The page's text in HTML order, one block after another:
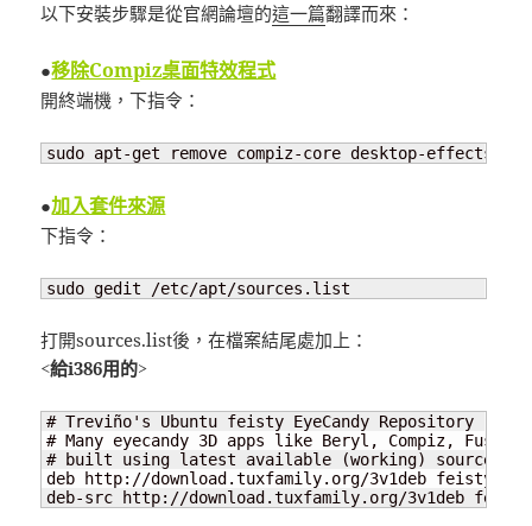
以下安裝步驟是從官網論壇的這一篇翻譯而來：
●移除Compiz桌面特效程式
開終端機，下指令：
sudo apt-get remove compiz-core desktop-effects
●加入套件來源
下指令：
sudo gedit /etc/apt/sources.list
打開sources.list後，在檔案結尾處加上：
<給i386用的>
# Treviño's Ubuntu feisty EyeCandy Repository (GPG
# Many eyecandy 3D apps like Beryl, Compiz, Fusion
# built using latest available (working) sources
deb http://download.tuxfamily.org/3v1deb feisty
deb-src http://download.tuxfamily.org/3v1deb feisty